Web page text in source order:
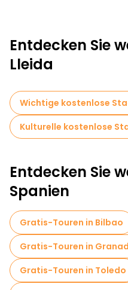
Entdecken Sie
Lleida
Wichtige kostenlose
Kulturelle kostenlose
Entdecken Sie
Spanien
Gratis-Touren in Bilbao
Gratis-Touren in
Gratis-Touren in Toledo